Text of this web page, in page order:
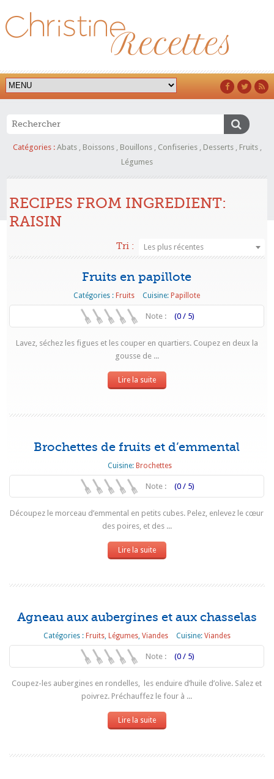
Catégories : Abats, Boissons, Bouillons, Confiseries, Desserts, Fruits,
Légumes
RECIPES FROM INGREDIENT:
RAISIN
Tri : Les plus récentes
Fruits en papillote
Catégories :Fruits Cuisine:Papillote
Note : (0 / 5)
Lavez, séchez les figues et les couper en quartiers. Coupez en deux la
gousse de ...
Lire la suite
Brochettes de fruits et d’emmental
Cuisine:Brochettes
Note : (0 / 5)
Découpez le morceau d’emmental en petits cubes. Pelez, enlevez le cœur
des poires, et des ...
Lire la suite
Agneau aux aubergines et aux chasselas
Catégories : Fruits, Légumes, Viandes Cuisine: Viandes
Note : (0 / 5)
Coupez-les aubergines en rondelles, les enduire d’huile d’olive. Salez et
poivrez. Préchauffez le four à ...
Lire la suite